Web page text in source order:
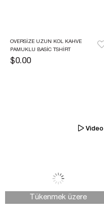
OVERSIZE UZUN KOL KAHVE
PAMUKLU BASIC TSHIRT
$0.00
Tükenmek üzere
Video